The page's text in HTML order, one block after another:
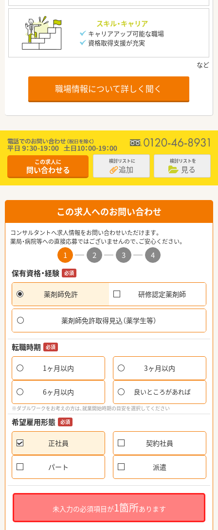
スキル・キャリア
キャリアアップ可能な職場
資格取得支援が充実
職場情報について詳しく聞く
この求人に
問い合わせる
検討リストに
追加
検討リストを
見る
この求人へのお問い合わせ
コンサルタントへ求人情報をお問い合わせいただけます。
薬局・病院等への直接応募ではございませんので、ご安心ください。
1 2 3
4
保有資格・経験
必須
薬剤師免許 研修認定薬剤師
薬剤師免許取得見込（薬学生等）
転職時期 必須
1ヶ月以内 3ヶ月以内
6ヶ月以内 良いところがあれば
※ダブルワークをお考えの方は、就業開始時期の目安を選択してください
希望雇用形態 必須
正社員 契約社員
パート 派遣
未入力の必須項目が1箇所あります